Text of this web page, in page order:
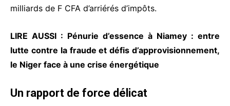
milliards de F CFA d’arriérés d’impôts.
LIRE AUSSI : Pénurie d’essence à Niamey : entre
lutte contre la fraude et défis d’approvisionnement,
le Niger face à une crise énergétique
Un rapport de force délicat